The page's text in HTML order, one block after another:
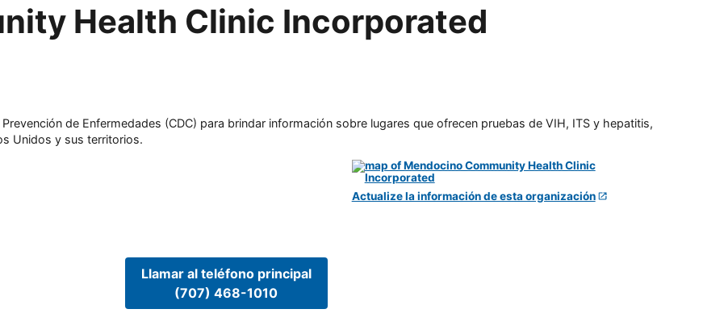
Health Clinic Incorporated
de Enfermedades (CDC) para brindar información sobre lugares que ofrecen pruebas de VIH, ITS y hepatitis,
Unidos y sus territorios.
Llamar al teléfono principal
(707) 468-1010
Actualize la información de esta organización